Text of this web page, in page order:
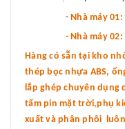
- Nhà máy
- Nhà máy 02:
Hàng có sẵn tại kho
thép bọc nhựa ABS,
lắp ghép chuyên dụng
tấm pin mặt trời,phụ
xuất và phân phôi